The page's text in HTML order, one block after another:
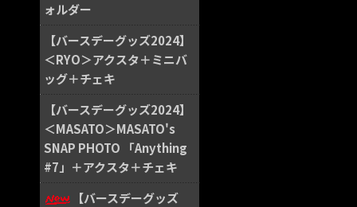
ォルダー
【バースデーグッズ2024】
＜RYO＞アクスタ＋ミニバ
ッグ＋チェキ
【バースデーグッズ2024】
＜MASATO＞MASATO's
SNAP PHOTO 「Anything
#7」＋アクスタ＋チェキ
【バースデーグッズ